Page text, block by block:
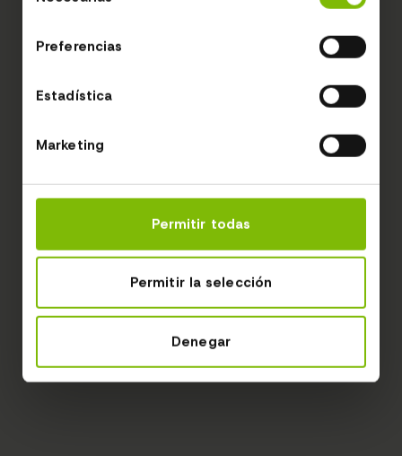
de
Preferencias
Estadística
Marketing
Permitir todas
Permitir la selección
Denegar